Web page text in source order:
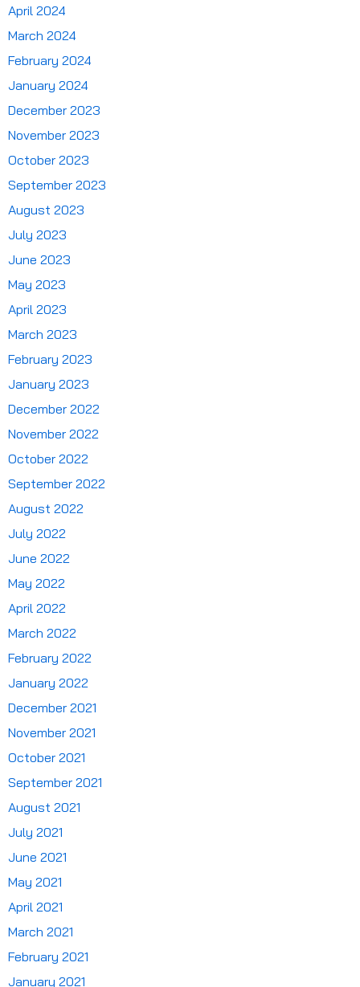
April 2024
March 2024
February 2024
January 2024
December 2023
November 2023
October 2023
September 2023
August 2023
July 2023
June 2023
May 2023
April 2023
March 2023
February 2023
January 2023
December 2022
November 2022
October 2022
September 2022
August 2022
July 2022
June 2022
May 2022
April 2022
March 2022
February 2022
January 2022
December 2021
November 2021
October 2021
September 2021
August 2021
July 2021
June 2021
May 2021
April 2021
March 2021
February 2021
January 2021